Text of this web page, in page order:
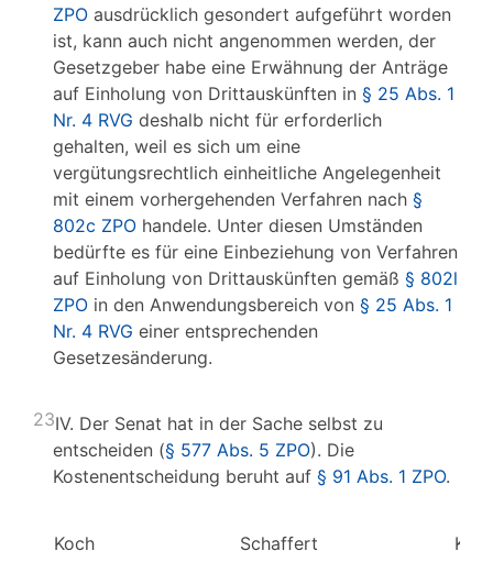
ZPO ausdrücklich gesondert aufgeführt worden
ist, kann auch nicht angenommen werden, der
Gesetzgeber habe eine Erwähnung der Anträge
auf Einholung von Drittauskünften in § 25 Abs. 1
Nr. 4 RVG deshalb nicht für erforderlich
gehalten, weil es sich um eine
vergütungsrechtlich einheitliche Angelegenheit
mit einem vorhergehenden Verfahren nach §
802c ZPO handele. Unter diesen Umständen
bedürfte es für eine Einbeziehung von Verfahren
auf Einholung von Drittauskünften gemäß § 802l
ZPO in den Anwendungsbereich von § 25 Abs. 1
Nr. 4 RVG einer entsprechenden
Gesetzesänderung.
23IV. Der Senat hat in der Sache selbst zu
entscheiden (§ 577 Abs. 5 ZPO). Die
Kostenentscheidung beruht auf § 91 Abs. 1 ZPO.
Koch Schaffert